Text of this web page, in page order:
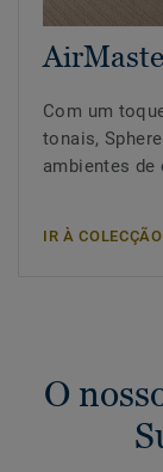
Com um
tonais,
ambientes
IR À COLECÇÃO
O